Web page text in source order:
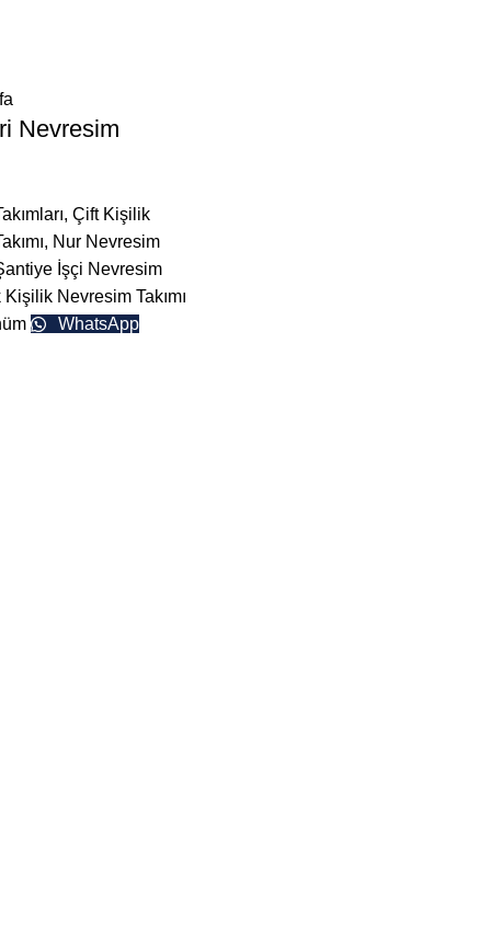
Nevresim
,Çift Kişilik
, Nur Nevresim
İşçi Nevresim
Kişilik Nevresim Takımı
WhatsApp